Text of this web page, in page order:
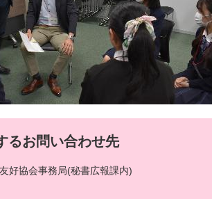
るお問い合わせ先
好協会事務局(秘書広報課内)